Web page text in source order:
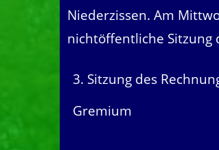
Niederzissen. Am
nichtöffentliche Sitzung
3. Sitzung des
Gremium